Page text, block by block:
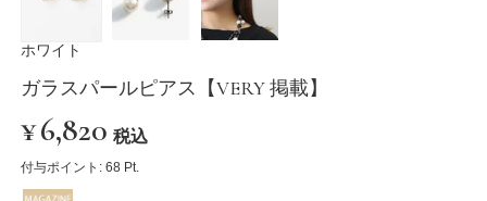
ホワイト
ガラスパールピアス【VERY 掲載】
¥6,820 税込
付与ポイント: 68 Pt.